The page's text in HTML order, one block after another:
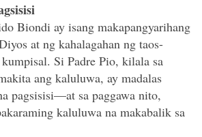
Biondi ay isang makapangyarihang
at ng kahalagahan ng taos-
Si Padre Pio, kilala sa
ang kaluluwa, ay madalas
pagsisisi—at sa paggawa nito,
kaluluwa na makabalik sa